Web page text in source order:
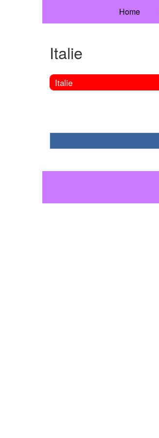
Home
Italie
Italie